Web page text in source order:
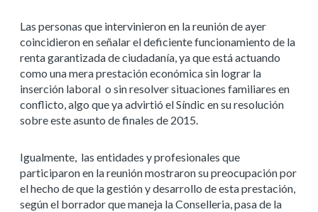
Las personas que intervinieron en la reunión de ayer
coincidieron en señalar el deficiente funcionamiento de la
renta garantizada de ciudadanía, ya que está actuando
como una mera prestación económica sin lograr la
inserción laboral o sin resolver situaciones familiares en
conflicto, algo que ya advirtió el Síndic en su resolución
sobre este asunto de finales de 2015.
Igualmente, las entidades y profesionales que
participaron en la reunión mostraron su preocupación por
el hecho de que la gestión y desarrollo de esta prestación,
según el borrador que maneja la Conselleria, pasa de la